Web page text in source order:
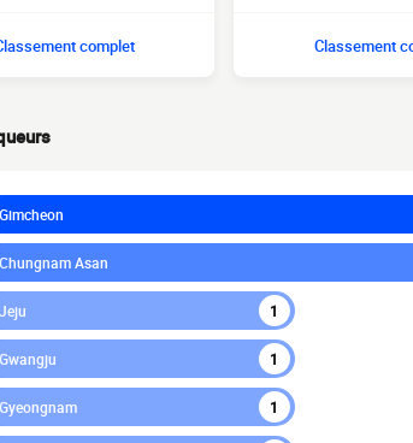
complet Classement
Gimcheon
Chungnam Asan
Jeju 1
Gwangju 1
Gyeongnam 1